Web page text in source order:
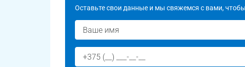
Оставьте свои данные и мы свяжемся с вами,